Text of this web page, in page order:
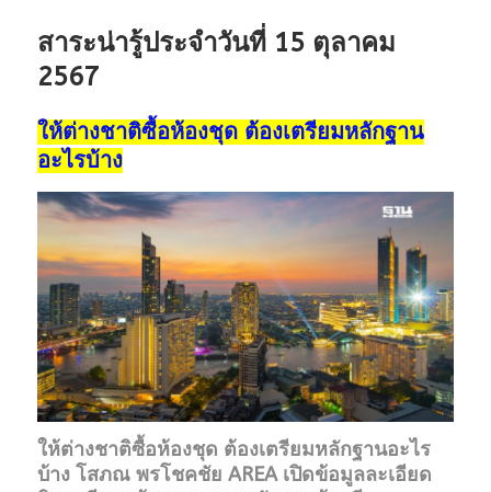
สาระน่ารู้ประจำวันที่ 15 ตุลาคม
2567
ให้ต่างชาติซื้อห้องชุด ต้องเตรียมหลักฐาน
อะไรบ้าง
ให้ต่างชาติซื้อห้องชุด ต้องเตรียมหลักฐานอะไร
บ้าง โสภณ พรโชคชัย AREA เปิดข้อมูลละเอียด